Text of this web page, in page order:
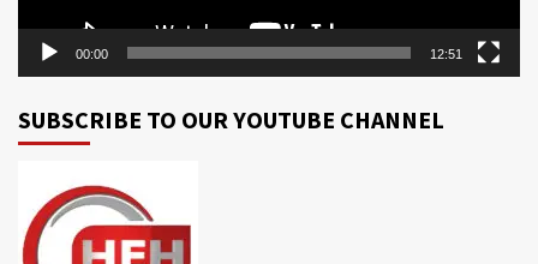
00:00 12:51
SUBSCRIBE TO OUR YOUTUBE CHANNEL